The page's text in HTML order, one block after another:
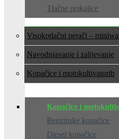
Tlačne prskalice
Visokotlačni perači –
Navodnjavanje i zalijevanje
Kopačice i motokultivatori
Kopačice i
Benzinske kopačice
Diesel kopačice